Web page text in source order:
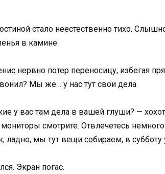
стало неестественно тихо.
в камине.
нервно потер переносицу, избегая
Мы же… у нас тут свои дела.
у вас там дела в вашей глуши? —
смотрите. Отвлечетесь
ладно, мы тут вещи собираем, в
Экран погас.